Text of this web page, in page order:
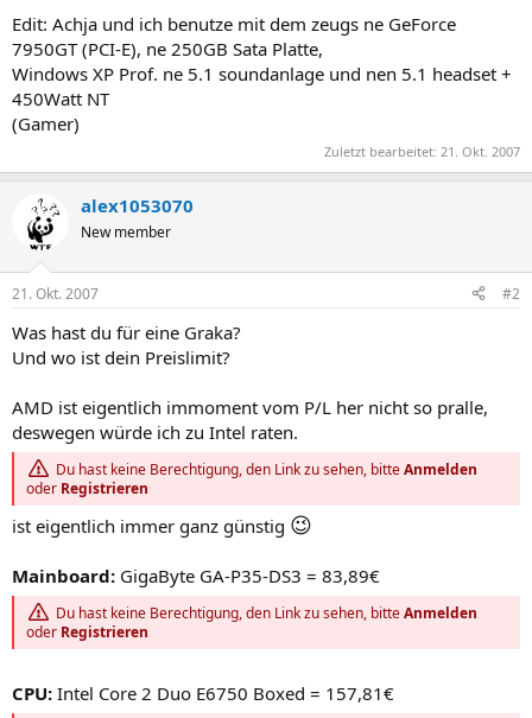
Edit: Achja und ich benutze mit dem zeugs ne GeForce
7950GT (PCI-E), ne 250GB Sata Platte,
Windows XP Prof. ne 5.1 soundanlage und nen 5.1 headset +
450Watt NT
(Gamer)
Zuletzt bearbeitet: 21. Okt. 2007
alex1053070
New member
21. Okt. 2007 #2
Was hast du für eine Graka?
Und wo ist dein Preislimit?
AMD ist eigentlich immoment vom P/L her nicht so pralle,
deswegen würde ich zu Intel raten.
Du hast keine Berechtigung, den Link zu sehen, bitteAnmelden
oder Registrieren
ist eigentlich immer ganz günstig 😉
Mainboard: GigaByte GA-P35-DS3 = 83,89€
Du hast keine Berechtigung, den Link zu sehen, bitteAnmelden
oder Registrieren
CPU: Intel Core 2 Duo E6750 Boxed = 157,81€